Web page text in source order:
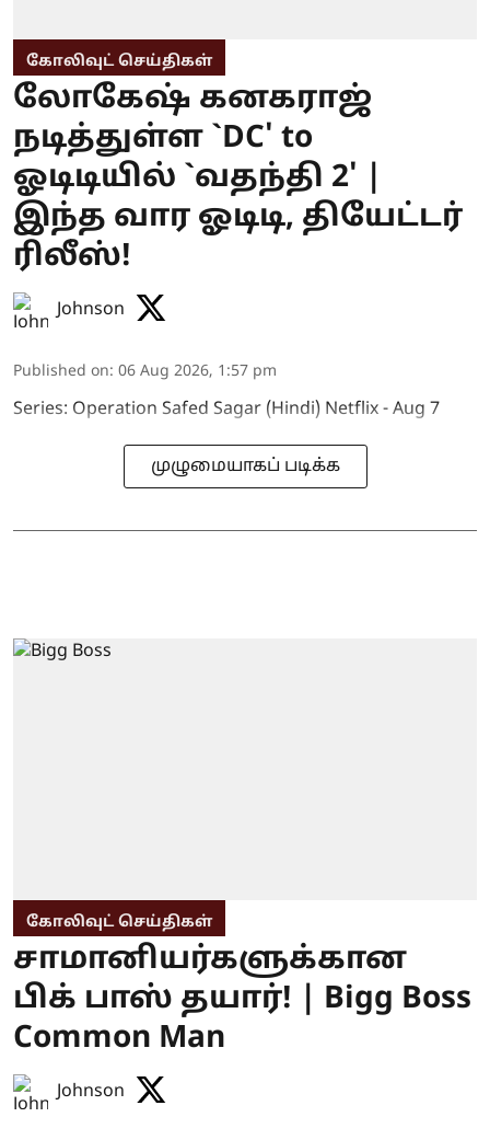
கோலிவுட் செய்திகள்
லோகேஷ் கனகராஜ்
நடித்துள்ள `DC' to
ஓடிடியில் `வதந்தி 2' |
இந்த வார ஓடிடி, தியேட்டர்
ரிலீஸ்!
Johnson
Published on: 06 Aug 2026, 1:57 pm
Series: Operation Safed Sagar (Hindi) Netflix - Aug 7
முழுமையாகப் படிக்க
கோலிவுட் செய்திகள்
சாமானியர்களுக்கான
பிக் பாஸ் தயார்! | Bigg Boss
Common Man
Johnson